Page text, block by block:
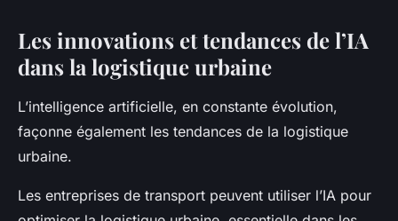
Les innovations et tendances de l’IA
dans la logistique urbaine
L’intelligence artificielle, en constante évolution,
façonne également les tendances de la logistique
urbaine.
Les entreprises de transport peuvent utiliser l’IA pour